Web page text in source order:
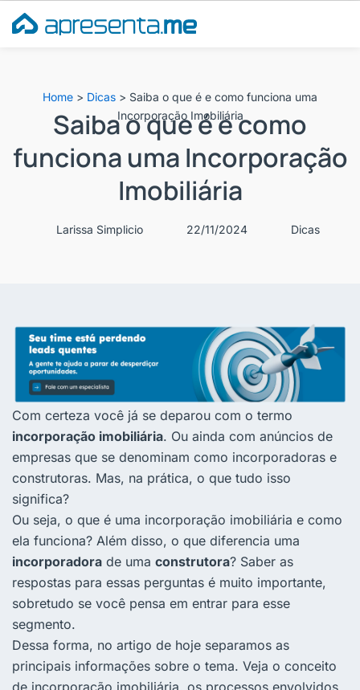
para
Home > Dicas > Saiba o que é e como funciona uma
Incorporação Imobiliária
Saiba o que é e como
funciona uma Incorporação
Imobiliária
Larissa Simplicio 22/11/2024 Dicas
Com certeza você já se deparou com o termo
incorporação imobiliária. Ou ainda com anúncios de
empresas que se denominam como incorporadoras e
construtoras. Mas, na prática, o que tudo isso
significa?
Ou seja, o que é uma incorporação imobiliária e como
ela funciona? Além disso, o que diferencia uma
incorporadora de uma construtora? Saber as
respostas para essas perguntas é muito importante,
sobretudo se você pensa em entrar para esse
segmento.
Dessa forma, no artigo de hoje separamos as
principais informações sobre o tema. Veja o conceito
de incorporação imobiliária, os processos envolvidos